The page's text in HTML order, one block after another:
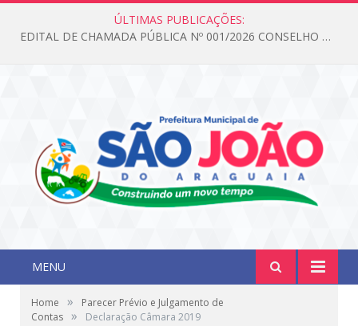
ÚLTIMAS PUBLICAÇÕES:
EDITAL DE CHAMADA PÚBLICA Nº 001/2026 CONSELHO DOS DIREITOS DA CRIANÇA E DO ADOLESCENTE
MENU
Home »
Parecer Prévio e Julgamento de
Contas » Declaração Câmara 2019